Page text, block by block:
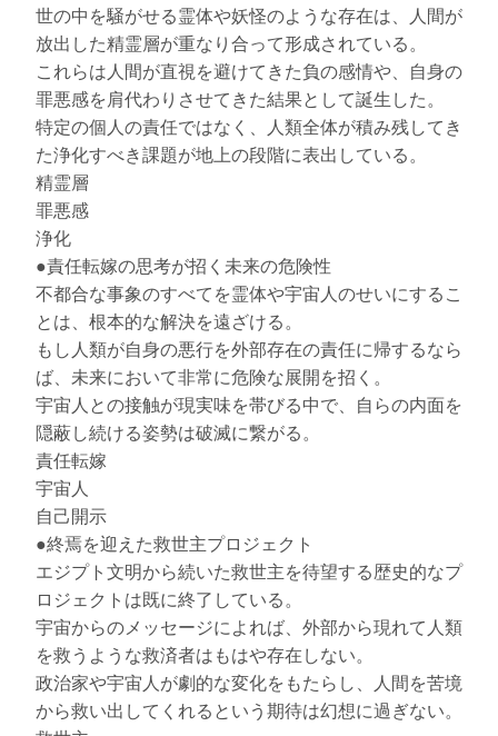
世の中を騒がせる霊体や妖怪のような存在は、人間が
放出した精霊層が重なり合って形成されている。
これらは人間が直視を避けてきた負の感情や、自身の
罪悪感を肩代わりさせてきた結果として誕生した。
特定の個人の責任ではなく、人類全体が積み残してき
た浄化すべき課題が地上の段階に表出している。
精霊層
罪悪感
浄化
●責任転嫁の思考が招く未来の危険性
不都合な事象のすべてを霊体や宇宙人のせいにするこ
とは、根本的な解決を遠ざける。
もし人類が自身の悪行を外部存在の責任に帰するなら
ば、未来において非常に危険な展開を招く。
宇宙人との接触が現実味を帯びる中で、自らの内面を
隠蔽し続ける姿勢は破滅に繋がる。
責任転嫁
宇宙人
自己開示
●終焉を迎えた救世主プロジェクト
エジプト文明から続いた救世主を待望する歴史的なプ
ロジェクトは既に終了している。
宇宙からのメッセージによれば、外部から現れて人類
を救うような救済者はもはや存在しない。
政治家や宇宙人が劇的な変化をもたらし、人間を苦境
から救い出してくれるという期待は幻想に過ぎない。